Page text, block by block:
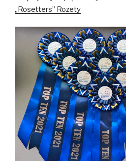
„Rosetters” Rozety